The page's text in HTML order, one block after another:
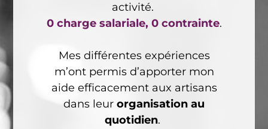
activité.
0 charge salariale, 0 contrainte.
Mes différentes expériences
m’ont permis d’apporter mon
aide efficacement aux artisans
dans leur organisation au
quotidien.